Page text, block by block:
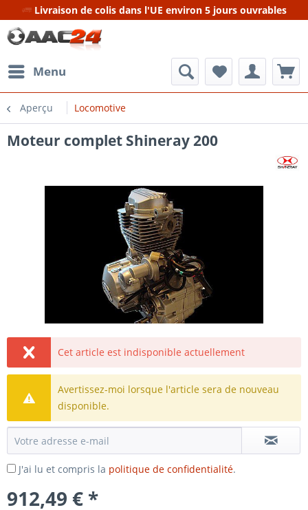
Livraison de colis dans l'UE environ 5 jours ouvrables
Menu
Aperçu Locomotive
Moteur complet Shineray 200
Cet article est indisponible actuellement
Avertissez-moi lorsque l'article sera de nouveau
disponible.
J'ai lu et compris la politique de confidentialité.
912,49 € *